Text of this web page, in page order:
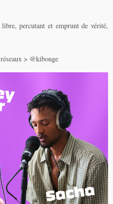
percutant et emprunt de vérité,
> @kibouge